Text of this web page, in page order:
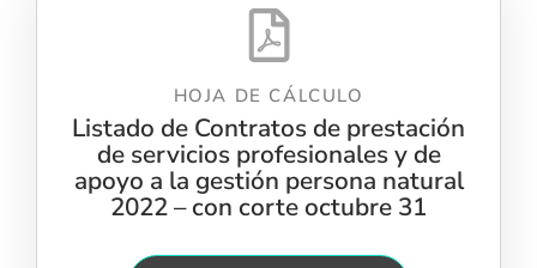
HOJA DE CÁLCULO
Listado de Contratos de prestación
de servicios profesionales y de
apoyo a la gestión persona natural
2022 – con corte octubre 31